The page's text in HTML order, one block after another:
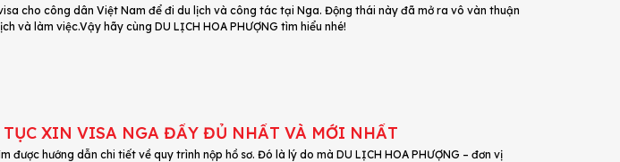
cho công dân Việt Nam để đi du lịch và công tác tại Nga. Động thái này đã mở ra vô vàn thuận
và làm việc.Vậy hãy cùng DU LỊCH HOA PHƯỢNG tìm hiểu nhé!
XIN VISA NGA ĐẦY ĐỦ NHẤT VÀ MỚI NHẤT
được hướng dẫn chi tiết về quy trình nộp hồ sơ. Đó là lý do mà DU LỊCH HOA PHƯỢNG – đơn vị